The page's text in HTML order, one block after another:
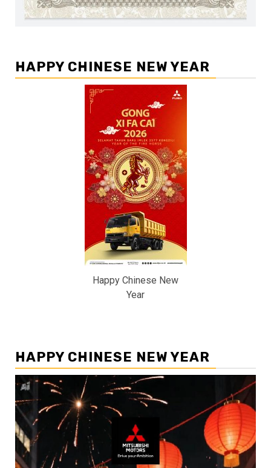
HAPPY CHINESE NEW YEAR
Happy Chinese New
Year
HAPPY CHINESE NEW YEAR
Pemutar